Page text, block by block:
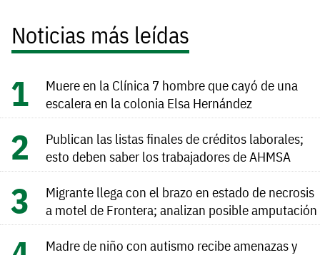
Noticias más leídas
Muere en la Clínica 7 hombre que cayó de una
escalera en la colonia Elsa Hernández
Publican las listas finales de créditos laborales;
esto deben saber los trabajadores de AHMSA
Migrante llega con el brazo en estado de necrosis
a motel de Frontera; analizan posible amputación
Madre de niño con autismo recibe amenazas y